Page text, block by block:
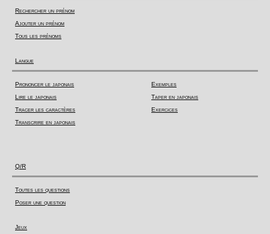
Rechercher un prénom
Ajouter un prénom
Tous les prénoms
Langue
Prononcer le japonais
Lire le japonais
Tracer les caractères
Transcrire en japonais
Exemples
Taper en japonais
Exercices
Q/R
Toutes les questions
Poser une question
Jeux